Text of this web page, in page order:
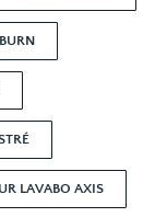
LAVABO AXIS